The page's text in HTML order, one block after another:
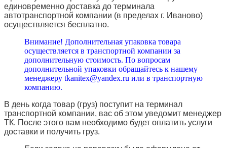
единовременно доставка до терминала
автотранспортной компании (в пределах г. Иваново)
осуществляется бесплатно.
Внимание! Дополнительная упаковка товара
осуществляется в транспортной компании за
дополнительную стоимость. По вопросам
дополнительной упаковки обращайтесь к нашему
менеджеру tkanitex@yandex.ru или в транспортную
компанию.
В день когда товар (груз) поступит на терминал
транспортной компании, вас об этом уведомит менеджер
ТК. После этого вам необходимо будет оплатить услуги
доставки и получить груз.